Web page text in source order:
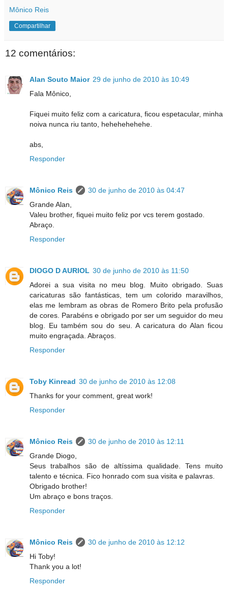
Mônico Reis
Compartilhar
12 comentários:
Alan Souto Maior 29 de junho de 2010 às 10:49
Fala Mônico,
Fiquei muito feliz com a caricatura, ficou espetacular, minha
noiva nunca riu tanto, hehehehehehe.
abs,
Responder
Mônico Reis
30 de junho de 2010 às 04:47
Grande Alan,
Valeu brother, fiquei muito feliz por vcs terem gostado.
Abraço.
Responder
DIOGO D AURIOL 30 de junho de 2010 às 11:50
Adorei a sua visita no meu blog. Muito obrigado. Suas
caricaturas são fantásticas, tem um colorido maravilhos,
elas me lembram as obras de Romero Brito pela profusão
de cores. Parabéns e obrigado por ser um seguidor do meu
blog. Eu também sou do seu. A caricatura do Alan ficou
muito engraçada. Abraços.
Responder
Toby Kinread 30 de junho de 2010 às 12:08
Thanks for your comment, great work!
Responder
Mônico Reis
30 de junho de 2010 às 12:11
Grande Diogo,
Seus trabalhos são de altíssima qualidade. Tens muito
talento e técnica. Fico honrado com sua visita e palavras.
Obrigado brother!
Um abraço e bons traços.
Responder
Mônico Reis
30 de junho de 2010 às 12:12
Hi Toby!
Thank you a lot!
Responder